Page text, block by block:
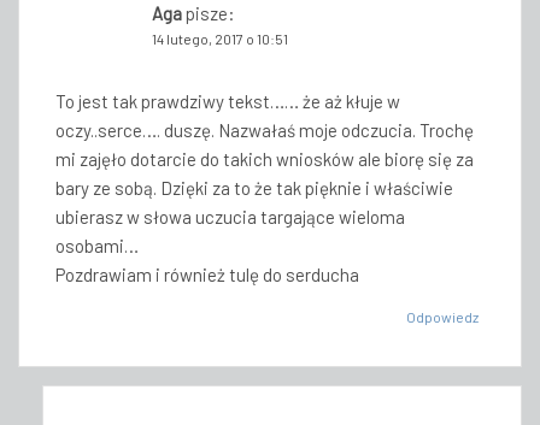
Aga pisze:
14 lutego, 2017 o 10:51
To jest tak prawdziwy tekst…… że aż kłuje w
oczy..serce…. duszę. Nazwałaś moje odczucia. Trochę
mi zajęło dotarcie do takich wniosków ale biorę się za
bary ze sobą. Dzięki za to że tak pięknie i właściwie
ubierasz w słowa uczucia targające wieloma
osobami…
Pozdrawiam i również tulę do serducha
Odpowiedz